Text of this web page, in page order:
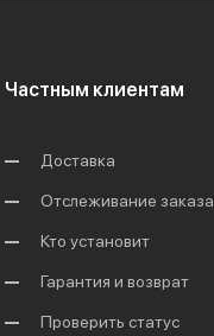
Частным клиентам
Доставка
Отслеживание заказа
Кто установит
Гарантия и возврат
Проверить статус